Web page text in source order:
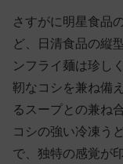
さすがに明星食品
ど、日清食品の縦
ンフライ麺は珍し
靭なコシを兼ね備
るスープとの兼ね
コシの強い冷凍う
で、独特の感覚が